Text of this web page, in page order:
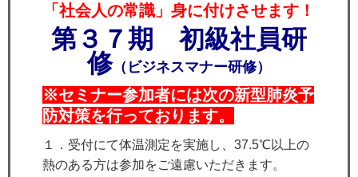
「社会人の常識」身に付けさせます！
第３７期 初級社員研
修（ビジネスマナー研修）
※セミナー参加者には次の新型肺炎予
防対策を行っております。
１．受付にて体温測定を実施し、37.5℃以上の
熱のある方は参加をご遠慮いただきます。